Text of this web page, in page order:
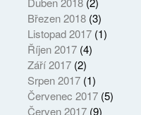
Březen 2018(3)
Listopad 2017(1)
Říjen 2017(4)
Září 2017(2)
Srpen 2017(1)
Červenec 2017(5)
Červen 2017(9)